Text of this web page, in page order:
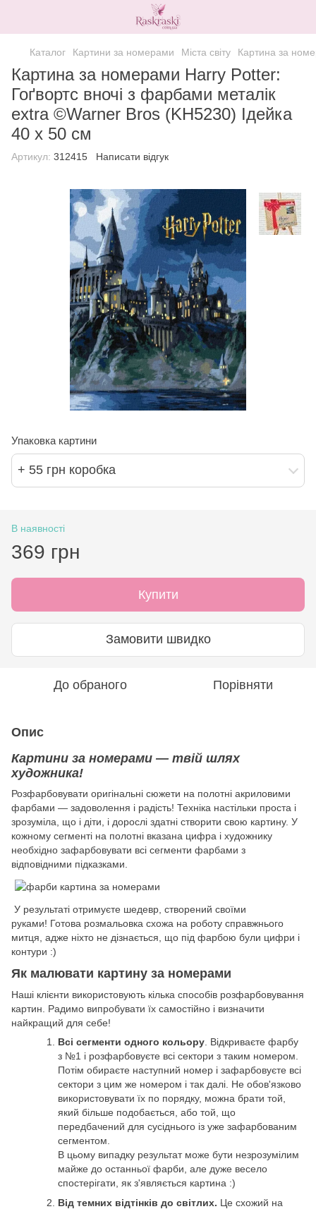
Каталог Картини за номерами Міста світу Картина за
Картина за номерами Harry Potter:
Гоґвортс вночі з фарбами металік
extra ©Warner Bros (KH5230) Ідейка
40 х 50 см
Артикул: 312415 Написати відгук
Упаковка картини
+ 55 грн коробка
В наявності
369 грн
Купити
Замовити швидко
До обраного Порівняти
Опис
Картини за номерами — твій шлях
художника!
Розфарбовувати оригінальні сюжети на полотні акриловими
фарбами — задоволення і радість! Техніка настільки проста і
зрозуміла, що і діти, і дорослі здатні створити свою картину. У
кожному сегменті на полотні вказана цифра і художнику
необхідно зафарбовувати всі сегменти фарбами з
відповідними підказками.
У результаті отримуєте шедевр, створений своїми
руками! Готова розмальовка схожа на роботу справжнього
митця, адже ніхто не дізнається, що під фарбою були цифри і
контури :)
Як малювати картину за номерами
Наші клієнти використовують кілька способів розфарбовування
картин. Радимо випробувати їх самостійно і визначити
найкращий для себе!
Всі сегменти одного кольору . Відкриваєте фарбу
з №1 і розфарбовуєте всі сектори з таким номером.
Потім обираєте наступний номер і зафарбовуєте всі
сектори з цим же номером і так далі. Не обов'язково
використовувати їх по порядку, можна брати той,
який більше подобається, або той, що
передбачений для сусіднього із уже зафарбованим
сегментом.
В цьому випадку результат може бути незрозумілим
майже до останньої фарби, але дуже весело
спостерігати, як з'являється картина :)
Від темних відтінків до світлих. Це схожий на